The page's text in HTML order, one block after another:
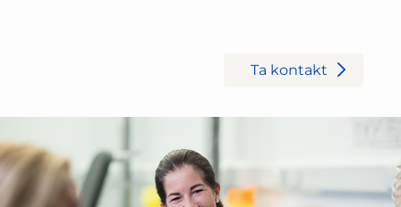
Ta kontakt